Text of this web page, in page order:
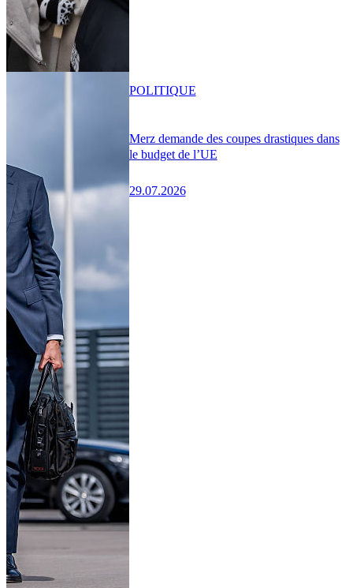
Merz demande des coupes drastiques dans
le budget de l’UE
29.07.2026
POLITIQUE